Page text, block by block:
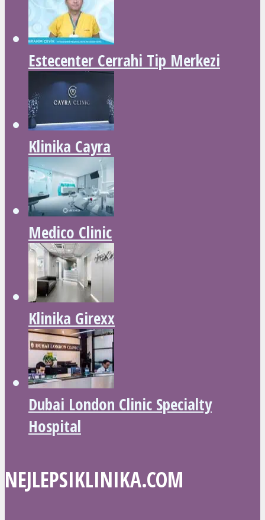
Estecenter Cerrahi Tip Merkezi
Klinika Cayra
Medico Clinic
Klinika Girexx
Dubai London Clinic Specialty
Hospital
NEJLEPSIKLINIKA.COM